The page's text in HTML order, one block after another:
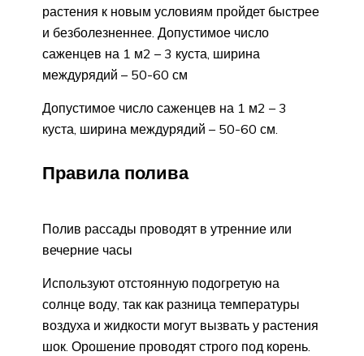
растения к новым условиям пройдет быстрее
и безболезненнее. Допустимое число
саженцев на 1 м2 – 3 куста, ширина
междурядий – 50-60 см
Допустимое число саженцев на 1 м2 – 3
куста, ширина междурядий – 50-60 см.
Правила полива
Полив рассады проводят в утренние или
вечерние часы
Используют отстоянную подогретую на
солнце воду, так как разница температуры
воздуха и жидкости могут вызвать у растения
шок. Орошение проводят строго под корень.